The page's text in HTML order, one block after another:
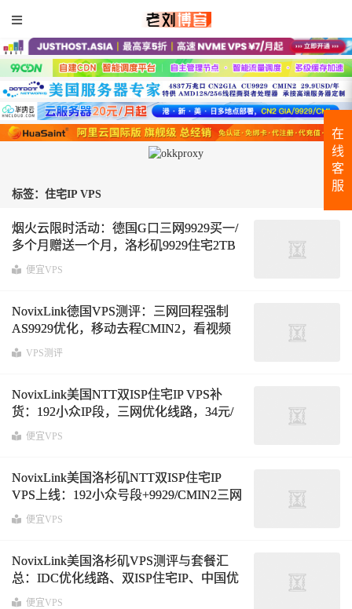
标签：住宅IP VPS
烟火云限时活动：德国G口三网9929买一/
多个月赠送一个月，洛杉矶9929住宅2TB
流量40元/月
便宜VPS
NovixLink德国VPS测评：三网回程强制
AS9929优化，移动去程CMIN2，看视频
12万+速度
VPS测评
NovixLink美国NTT双ISP住宅IP VPS补
货：192小众IP段，三网优化线路，34元/
月起
便宜VPS
NovixLink美国洛杉矶NTT双ISP住宅IP
VPS上线：192小众号段+9929/CMIN2三网
优化，月付约34元起
便宜VPS
NovixLink美国洛杉矶VPS测评与套餐汇
总：IDC优化线路、双ISP住宅IP、中国优
化9929&CMIN2方案解析
便宜VPS
在
线
客
服